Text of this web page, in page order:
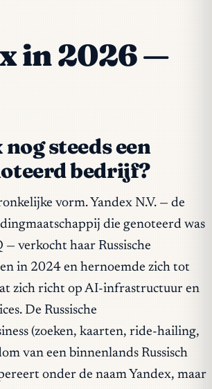
in 2026 —
nog steeds een
bedrijf?
vorm. Yandex N.V. — de
die genoteerd was
— verkocht haar Russische
in 2024 en hernoemde zich tot
zich richt op AI-infrastructuur en
De Russische
(zoeken, kaarten, ride-hailing,
van een binnenlands Russisch
onder de naam Yandex, maar